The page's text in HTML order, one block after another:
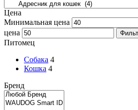
Цена
Минимальная цена
цена
Питомец
Собака 4
Кошка 4
Бренд